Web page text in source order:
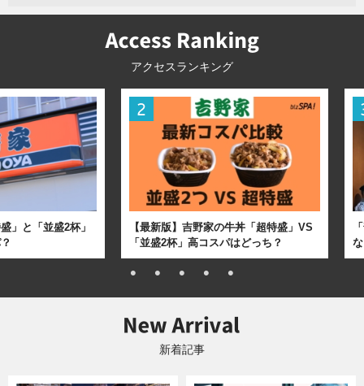
アクセスランキング
」と「並盛2杯」
【最新版】吉野家の牛丼「超特盛」VS
「並盛2杯」高コスパはどっち？
新着記事